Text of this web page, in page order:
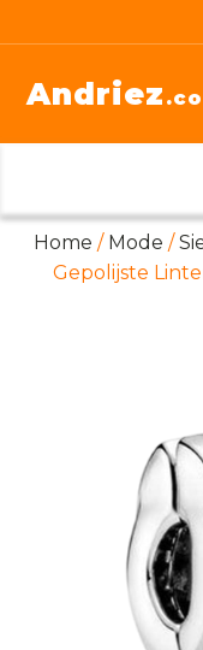
Andriez
Home / Mode /
Gepolijste